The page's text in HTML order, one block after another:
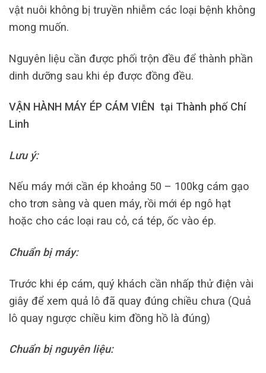
vật nuôi không bị truyền nhiễm các loại bệnh không
mong muốn.
Nguyên liệu cần được phối trộn đều để thành phần
dinh dưỡng sau khi ép được đồng đều.
VẬN HÀNH MÁY ÉP CÁM VIÊN tại Thành phố Chí
Linh
Lưu ý:
Nếu máy mới cần ép khoảng 50 – 100kg cám gạo
cho trơn sàng và quen máy, rồi mới ép ngô hạt
hoặc cho các loại rau cỏ, cá tép, ốc vào ép.
Chuẩn bị máy:
Trước khi ép cám, quý khách cần nhấp thử điện vài
giây để xem quả lô đã quay đúng chiều chưa (Quả
lô quay ngược chiều kim đồng hồ là đúng)
Chuẩn bị nguyên liệu: